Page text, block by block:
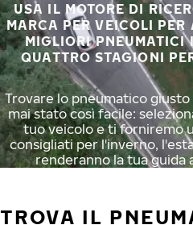
USA IL MOTORE DI
MARCA PER VEICOLI
MIGLIORI PNEUMATICI
QUATTRO STAGIONI
Trovare lo pneumatico
mai stato così facile:
tuo veicolo e ti forniremo
consigliati per l'inverno,
renderanno la tua guida
TROVA IL